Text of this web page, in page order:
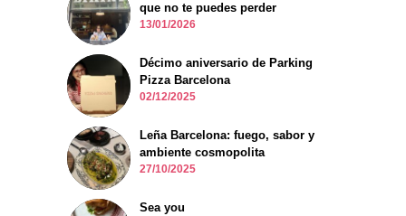
que no te puedes perder
13/01/2026
Décimo aniversario de Parking
Pizza Barcelona
02/12/2025
Leña Barcelona: fuego, sabor y
ambiente cosmopolita
27/10/2025
Sea you